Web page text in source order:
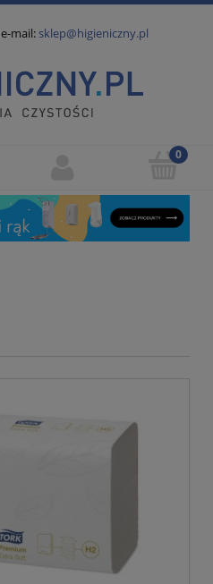
e-mail:sklep@higieniczny.pl